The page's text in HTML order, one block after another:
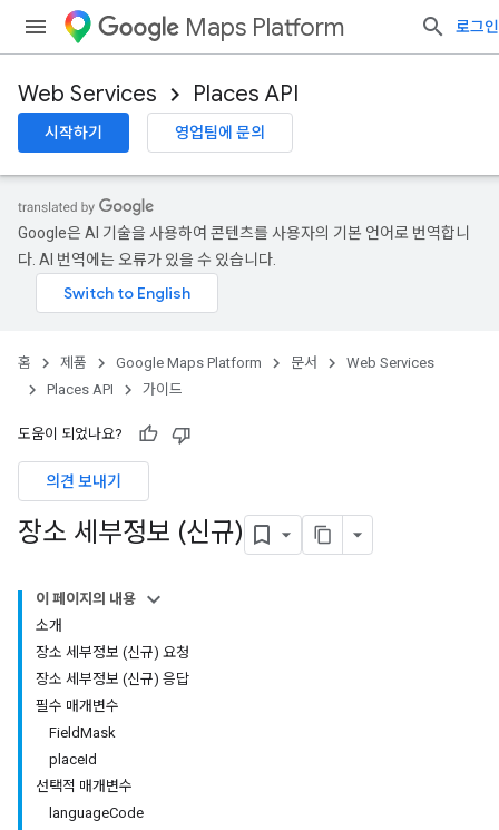
Maps Platform 로그인
Web Services Places API
시작하기 영업팀에 문의
Google은 AI 기술을 사용하여 콘텐츠를 사용자의 기본 언어로 번역합니
다. AI 번역에는 오류가 있을 수 있습니다.
홈 제품 Google Maps Platform 문서
Web Services
Places API
가이드
도움이 되었나요?
의견 보내기
장소 세부정보 (신규)
이 페이지의 내용
소개
장소 세부정보 (신규) 요청
장소 세부정보 (신규) 응답
필수 매개변수
FieldMask
placeId
선택적 매개변수
languageCode